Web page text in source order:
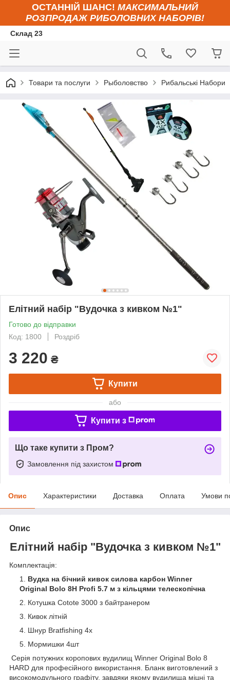
ОСТАННІЙ ШАНС! МАКСИМАЛЬНИЙ
РОЗПРОДАЖ РИБОЛОВНИХ НАБОРІВ!
Склад 23
Товари та послуги Рыболовство Рибальські Набори
Елітний набір "Вудочка з кивком №1"
Готово до відправки
Код: 1800
Роздріб
3 220 ₴
Купити
або
Купити з
Що таке купити з Пром?
Замовлення під захистом
Опис Характеристики Доставка Оплата Умови
Опис
Елітний набір "Вудочка з кивком №1"
Комплектація:
Вудка на бічний кивок силова карбон Winner
Original Bolo 8H Profi 5.7 м з кільцями телескопічна
Котушка Cotote 3000 з байтранером
Кивок літній
Шнур Bratfishing 4x
Мормишки 4шт
Серія потужних коропових вудилищ Winner Original Bolo 8
HARD для професійного використання. Бланк виготовлений з
високомодульного графіту, завдяки якому вудилища міцні та